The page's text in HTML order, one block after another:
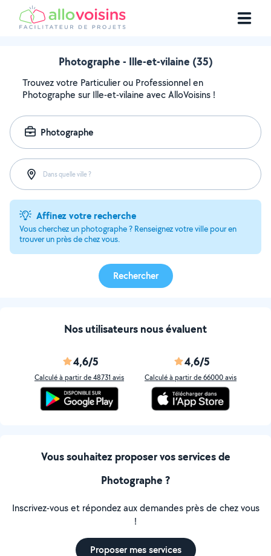
Photographe - Ille-et-vilaine (35)
Trouvez votre Particulier ou Professionnel en
Photographe sur Ille-et-vilaine avec AlloVoisins !
Photographe
Dans quelle ville ?
Affinez votre recherche
Vous cherchez un photographe ? Renseignez votre ville pour en
trouver un près de chez vous.
Rechercher
Nos utilisateurs nous évaluent
4,6/5
Calculé à partir de 48731 avis
4,6/5
Calculé à partir de 66000 avis
Vous souhaitez proposer vos services de
Photographe ?
Inscrivez-vous et répondez aux demandes près de chez vous
!
Proposer mes services